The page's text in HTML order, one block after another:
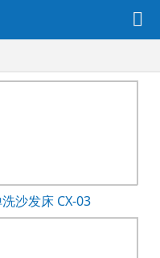
沙发床 CX-03